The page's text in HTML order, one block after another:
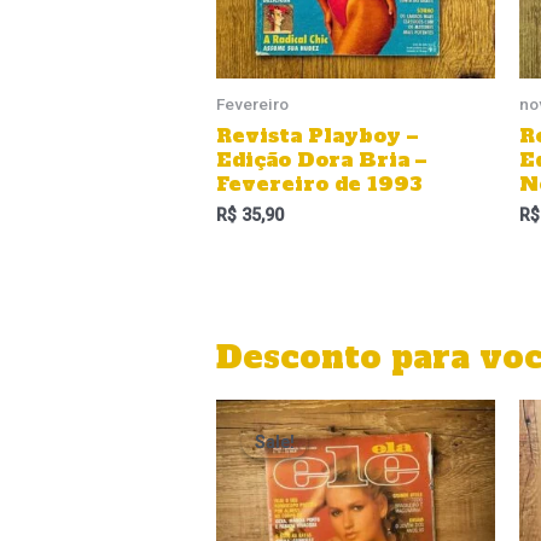
Fevereiro
Revista Playboy –
Edição Dora Bria –
Fevereiro de 1993
R$35,90 R$
Desconto para
Sale!
Sale!
O
preço
original
era:
R$ 349,00.
O
preço
atual
é:
R$ 299,00.